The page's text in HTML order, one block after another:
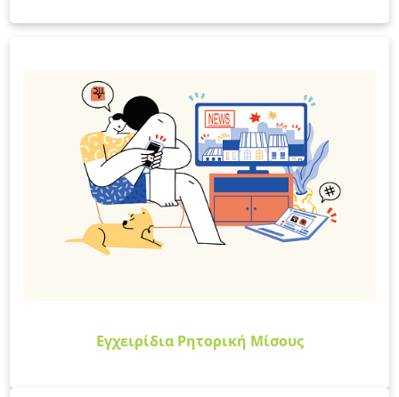
Εγχειρίδια Ρητορική Μίσους